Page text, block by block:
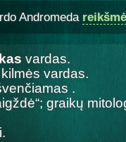
Andromeda reikšmė
vardas.
kilmės vardas.
.
graikų